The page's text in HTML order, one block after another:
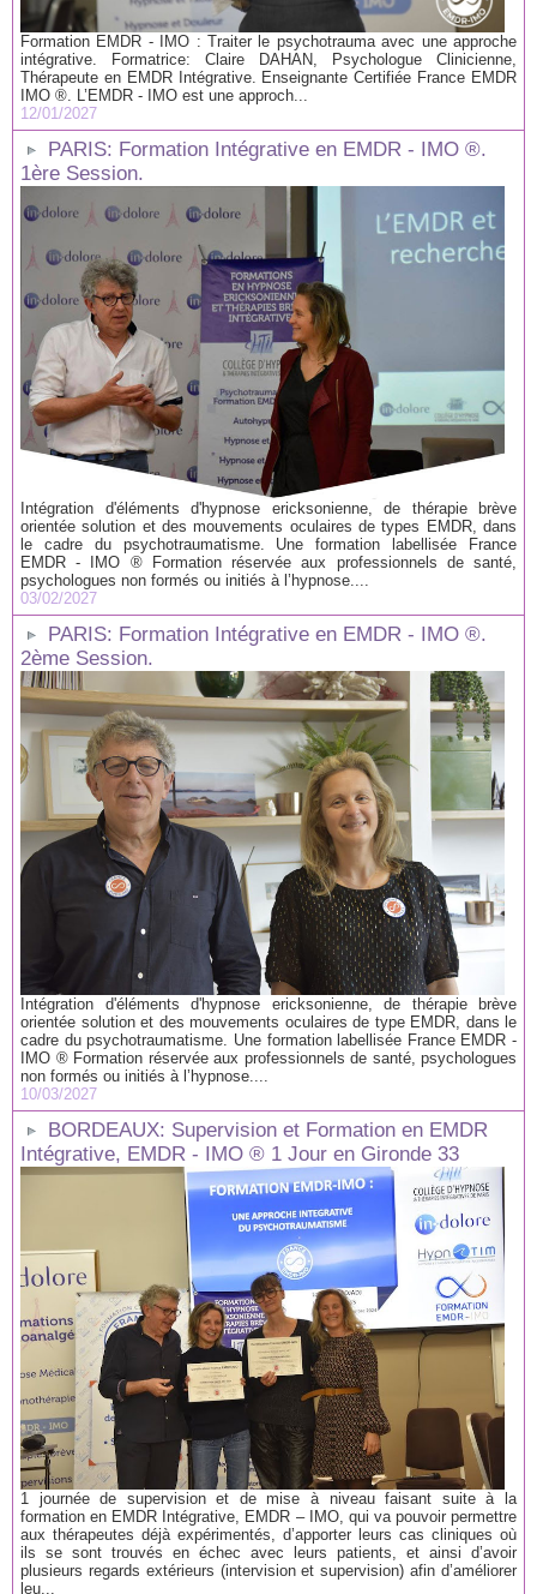
Formation EMDR - IMO : Traiter le psychotrauma avec une approche
intégrative. Formatrice: Claire DAHAN, Psychologue Clinicienne,
Thérapeute en EMDR Intégrative. Enseignante Certifiée France EMDR
IMO ®. L’EMDR - IMO est une approch...
12/01/2027
PARIS: Formation Intégrative en EMDR - IMO ®.
1ère Session.
Intégration d'éléments d'hypnose ericksonienne, de thérapie brève
orientée solution et des mouvements oculaires de types EMDR, dans
le cadre du psychotraumatisme. Une formation labellisée France
EMDR - IMO ® Formation réservée aux professionnels de santé,
psychologues non formés ou initiés à l’hypnose....
03/02/2027
PARIS: Formation Intégrative en EMDR - IMO ®.
2ème Session.
Intégration d'éléments d'hypnose ericksonienne, de thérapie brève
orientée solution et des mouvements oculaires de type EMDR, dans le
cadre du psychotraumatisme. Une formation labellisée France EMDR -
IMO ® Formation réservée aux professionnels de santé, psychologues
non formés ou initiés à l’hypnose....
10/03/2027
BORDEAUX: Supervision et Formation en EMDR
Intégrative, EMDR - IMO ® 1 Jour en Gironde 33
1 journée de supervision et de mise à niveau faisant suite à la
formation en EMDR Intégrative, EMDR – IMO, qui va pouvoir permettre
aux thérapeutes déjà expérimentés, d’apporter leurs cas cliniques où
ils se sont trouvés en échec avec leurs patients, et ainsi d’avoir
plusieurs regards extérieurs (intervision et supervision) afin d’améliorer
leu...